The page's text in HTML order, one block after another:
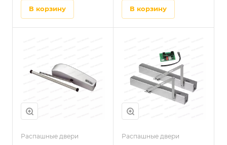
в корзину в корзину
Распашные двери Распашные двери